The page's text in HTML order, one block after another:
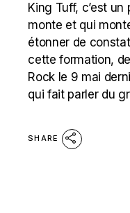
King Tuff, c’est
monte et qui
étonner de
cette formation,
Rock le 9 mai
qui fait parler du
SHARE